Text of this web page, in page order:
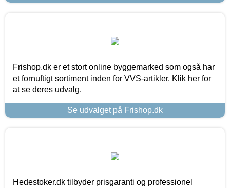
Frishop.dk er et stort online byggemarked som også har
et fornuftigt sortiment inden for VVS-artikler. Klik her for
at se deres udvalg.
Se udvalget på Frishop.dk
Hedestoker.dk tilbyder prisgaranti og professionel